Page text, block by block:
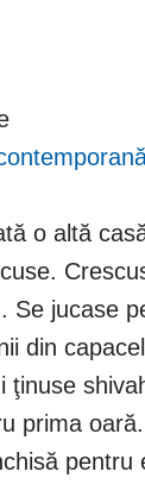
o altă
Se jucase
din
ţinuse
prima
pentru